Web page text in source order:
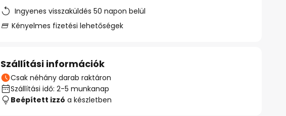
Ingyenes visszaküldés 50 napon belül
Kényelmes fizetési lehetőségek
Szállítási információk
Csak néhány darab raktáron
Szállítási idő: 2-5 munkanap
Beépített izzó a készletben